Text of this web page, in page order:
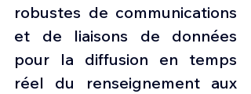
robustes de communications
et de liaisons de données
pour la diffusion en temps
réel du renseignement aux